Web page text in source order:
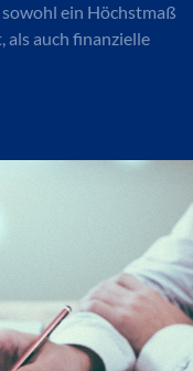
ein Höchstmaß
als auch finanzielle